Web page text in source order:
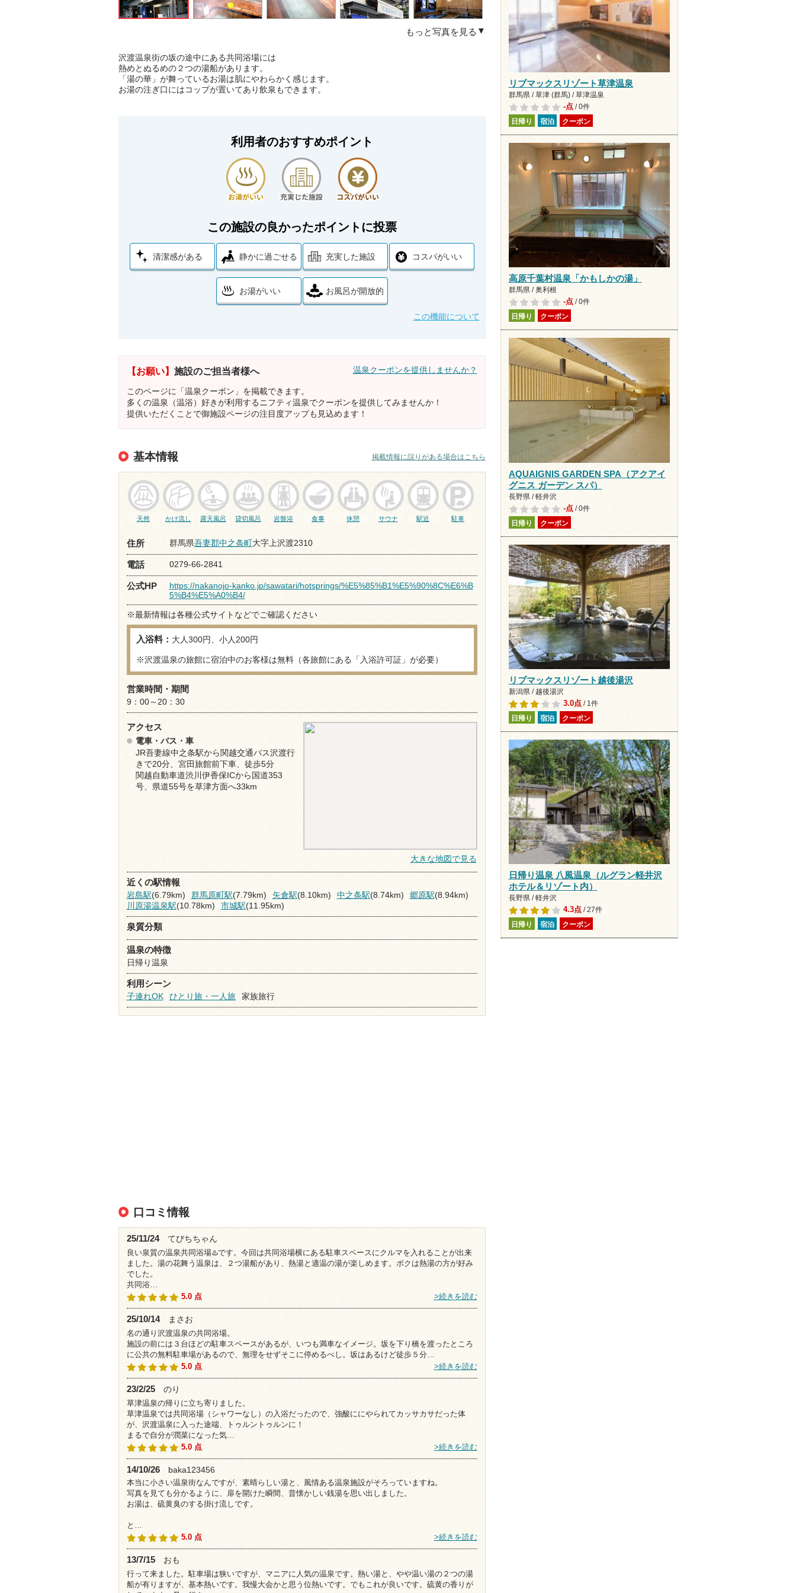
もっと写真を見る
沢渡温泉街の坂の途中にある共同浴場には
熱めとぬるめの２つの湯船があります。
「湯の華」が舞っているお湯は肌にやわらかく感じます。
お湯の注ぎ口にはコップが置いてあり飲泉もできます。
利用者のおすすめポイント
この施設の良かったポイントに投票
清潔感がある 静かに過ごせる 充実した施設 コスパがいい
お湯がいい お風呂が開放的
この機能について
【お願い】 施設のご担当者様へ 温泉クーポンを提供しませんか？
このページに「温泉クーポン」を掲載できます。
多くの温泉（温浴）好きが利用するニフティ温泉でクーポンを提供してみませんか！
提供いただくことで御施設ページの注目度アップも見込めます！
基本情報 掲載情報に誤りがある場合はこちら
天然 かけ流し 露天風呂 貸切風呂 岩盤浴 食事 休憩 サウナ 駅近 駐車
住所 群馬県吾妻郡中之条町大字上沢渡2310
電話 0279-66-2841
公式HP
https://nakanojo-kanko.jp/sawatari/hotsprings/%E5%85%B1%E5%90%8C%E6%B
5%B4%E5%A0%B4/
※最新情報は各種公式サイトなどでご確認ください
入浴料： 大人300円、小人200円
※沢渡温泉の旅館に宿泊中のお客様は無料（各旅館にある「入浴許可証」が必要）
営業時間・期間
9：00～20：30
アクセス
電車・バス・車
JR吾妻線中之条駅から関越交通バス沢渡行
きで20分、宮田旅館前下車、徒歩5分
関越自動車道渋川伊香保ICから国道353
号、県道55号を草津方面へ33km
大きな地図で見る
近くの駅情報
岩島駅(6.79km) 群馬原町駅(7.79km) 矢倉駅(8.10km) 中之条駅(8.74km) 郷原駅(8.94km)
川原湯温泉駅(10.78km) 市城駅(11.95km)
泉質分類
温泉の特徴
日帰り温泉
利用シーン
子連れOK
ひとり旅・一人旅 家族旅行
口コミ情報
25/11/24 てびちちゃん
良い泉質の温泉共同浴場♨️です。今回は共同浴場横にある駐車スペースにクルマを入れることが出来
ました。湯の花舞う温泉は、２つ湯船があり、熱湯と適温の湯が楽しめます。ボクは熱湯の方が好み
でした。
共同浴…
5.0 点
>続きを読む
25/10/14 まさお
名の通り沢渡温泉の共同浴場。
施設の前には３台ほどの駐車スペースがあるが、いつも満車なイメージ。坂を下り橋を渡ったところ
に公共の無料駐車場があるので、無理をせずそこに停めるべし。坂はあるけど徒歩５分…
5.0 点
>続きを読む
23/2/25 のり
草津温泉の帰りに立ち寄りました。
草津温泉では共同浴場（シャワーなし）の入浴だったので、強酸ににやられてカッサカサだった体
が、沢渡温泉に入った途端、トゥルントゥルンに！
まるで自分が潤菜になった気…
5.0 点
>続きを読む
14/10/26 baka123456
本当に小さい温泉街なんですが、素晴らしい湯と、風情ある温泉施設がそろっていますね。
写真を見ても分かるように、扉を開けた瞬間、昔懐かしい銭湯を思い出しました。
お湯は、硫黄臭のする掛け流しです。
と…
5.0 点
>続きを読む
13/7/15 おも
行って来ました。駐車場は狭いですが、マニアに人気の温泉です。熱い湯と、やや温い湯の２つの湯
船が有りますが、基本熱いです。我慢大会かと思う位熱いです。でもこれが良いです。硫黄の香りが
リブマックスリゾート草津温泉
群馬県 / 草津 (群馬) / 草津温泉
-点/ 0件
日帰り 宿泊 クーポン
高原千葉村温泉「かもしかの湯」
群馬県 / 奥利根
-点/ 0件
日帰り クーポン
AQUAIGNIS GARDEN SPA（アクアイ
グニス ガーデン スパ）
長野県 / 軽井沢
-点/ 0件
日帰り クーポン
リブマックスリゾート越後湯沢
新潟県 / 越後湯沢
3.0点/ 1件
日帰り 宿泊 クーポン
日帰り温泉 八風温泉（ルグラン軽井沢
ホテル＆リゾート内）
長野県 / 軽井沢
4.3点/ 27件
日帰り 宿泊 クーポン